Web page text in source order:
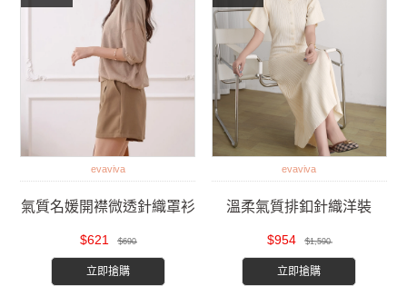
evaviva
氣質名媛開襟微透針織罩衫
$621 $690
立即搶購
evaviva
溫柔氣質排釦針織洋裝
$954 $1,590
立即搶購